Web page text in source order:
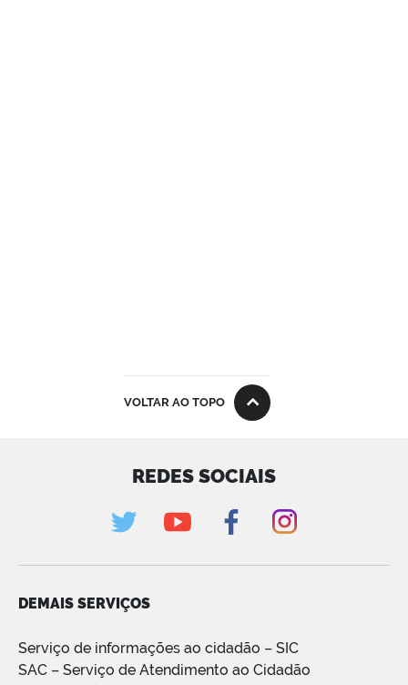
VOLTAR AO TOPO
REDES SOCIAIS
DEMAIS SERVIÇOS
Serviço de informações ao cidadão – SIC
SAC – Serviço de Atendimento ao Cidadão